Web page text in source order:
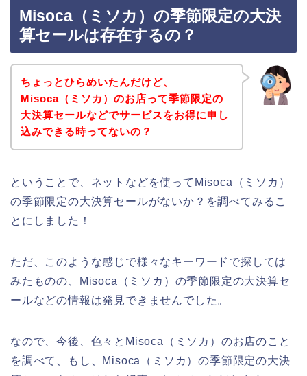
Misoca（ミソカ）の季節限定の大決
算セールは存在するの？
ちょっとひらめいたんだけど、
Misoca（ミソカ）のお店って季節限定の
大決算セールなどでサービスをお得に申し
込みできる時ってないの？
ということで、ネットなどを使ってMisoca（ミソカ）
の季節限定の大決算セールがないか？を調べてみるこ
とにしました！
ただ、このような感じで様々なキーワードで探しては
みたものの、Misoca（ミソカ）の季節限定の大決算セ
ールなどの情報は発見できませんでした。
なので、今後、色々とMisoca（ミソカ）のお店のこと
を調べて、もし、Misoca（ミソカ）の季節限定の大決